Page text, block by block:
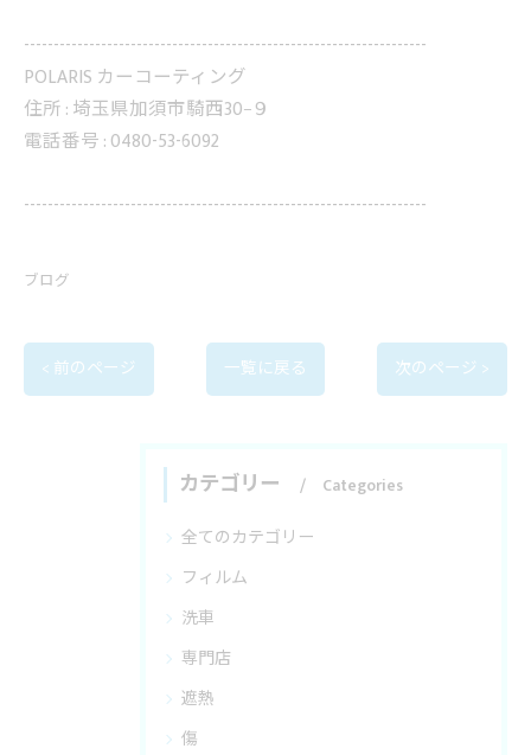
--------------------------------------------------------------------
POLARIS カーコーティング
住所 :埼玉県加須市騎西30−９
電話番号 :0480-53-6092
--------------------------------------------------------------------
ブログ
< 前のページ 一覧に戻る 次のページ >
カテゴリー Categories
全てのカテゴリー
フィルム
洗車
専門店
遮熱
傷